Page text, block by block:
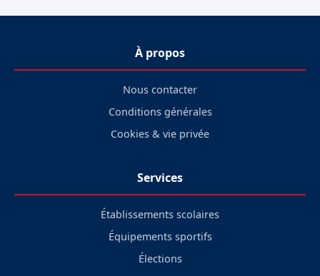
À propos
Nous contacter
Conditions générales
Cookies & vie privée
Services
Établissements scolaires
Équipements sportifs
Élections